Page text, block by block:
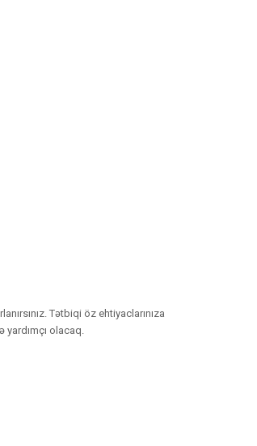
Tətbiqi öz ehtiyaclarınıza
olacaq.